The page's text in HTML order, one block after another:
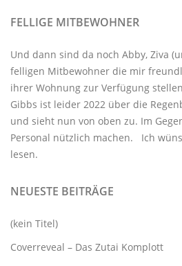
FELLIGE MITBEWOHNER
Und dann sind da noch Abby, Ziva
felligen Mitbewohner die mir
ihrer Wohnung zur Verfügung
Gibbs ist leider 2022 über die
und sieht nun von oben zu. Im
Personal nützlich machen. Ich
lesen.
NEUESTE BEITRÄGE
(kein Titel)
Coverreveal – Das Zutai Komplott